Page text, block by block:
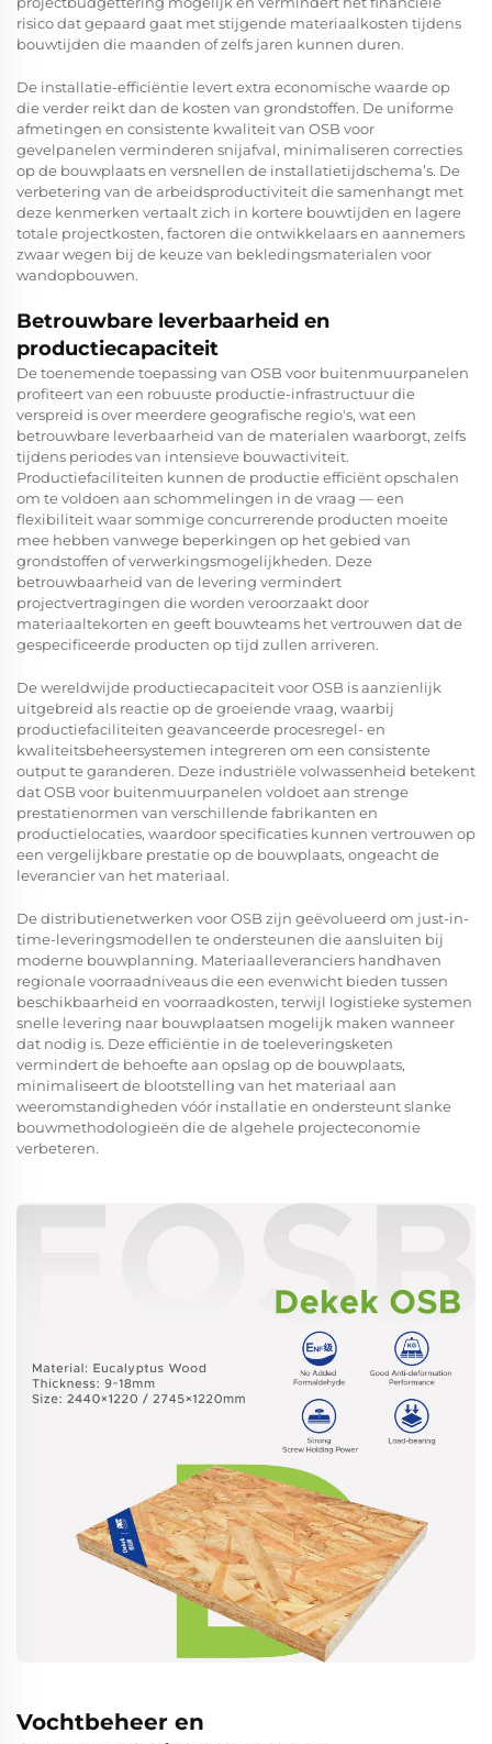
risico dat gepaard gaat met stijgende materiaalkosten tijdens
bouwtijden die maanden of zelfs jaren kunnen duren.
De installatie-efficiëntie levert extra economische waarde op
die verder reikt dan de kosten van grondstoffen. De uniforme
afmetingen en consistente kwaliteit van OSB voor
gevelpanelen verminderen snijafval, minimaliseren correcties
op de bouwplaats en versnellen de installatietijdschema’s. De
verbetering van de arbeidsproductiviteit die samenhangt met
deze kenmerken vertaalt zich in kortere bouwtijden en lagere
totale projectkosten, factoren die ontwikkelaars en aannemers
zwaar wegen bij de keuze van bekledingsmaterialen voor
wandopbouwen.
Betrouwbare leverbaarheid en
productiecapaciteit
De toenemende toepassing van OSB voor buitenmuurpanelen
profiteert van een robuuste productie-infrastructuur die
verspreid is over meerdere geografische regio's, wat een
betrouwbare leverbaarheid van de materialen waarborgt, zelfs
tijdens periodes van intensieve bouwactiviteit.
Productiefaciliteiten kunnen de productie efficiënt opschalen
om te voldoen aan schommelingen in de vraag — een
flexibiliteit waar sommige concurrerende producten moeite
mee hebben vanwege beperkingen op het gebied van
grondstoffen of verwerkingsmogelijkheden. Deze
betrouwbaarheid van de levering vermindert
projectvertragingen die worden veroorzaakt door
materiaaltekorten en geeft bouwteams het vertrouwen dat de
gespecificeerde producten op tijd zullen arriveren.
De wereldwijde productiecapaciteit voor OSB is aanzienlijk
uitgebreid als reactie op de groeiende vraag, waarbij
productiefaciliteiten geavanceerde procesregel- en
kwaliteitsbeheersystemen integreren om een consistente
output te garanderen. Deze industriële volwassenheid betekent
datOSB voor buitenmuurpanelen voldoet aan strenge
prestatienormen van verschillende fabrikanten en
productielocaties, waardoor specificaties kunnen vertrouwen op
een vergelijkbare prestatie op de bouwplaats, ongeacht de
leverancier van het materiaal.
De distributienetwerken voor OSB zijn geëvolueerd om just-in-
time-leveringsmodellen te ondersteunen die aansluiten bij
moderne bouwplanning. Materiaalleveranciers handhaven
regionale voorraadniveaus die een evenwicht bieden tussen
beschikbaarheid en voorraadkosten, terwijl logistieke systemen
snelle levering naar bouwplaatsen mogelijk maken wanneer
dat nodig is. Deze efficiëntie in de toeleveringsketen
vermindert de behoefte aan opslag op de bouwplaats,
minimaliseert de blootstelling van het materiaal aan
weeromstandigheden vóór installatie en ondersteunt slanke
bouwmethodologieën die de algehele projecteconomie
verbeteren.
Vochtbeheer en